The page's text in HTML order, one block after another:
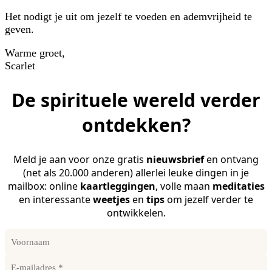
Het nodigt je uit om jezelf te voeden en ademvrijheid te
geven.
Warme groet,
Scarlet
De spirituele wereld verder
ontdekken?
Meld je aan voor onze gratis nieuwsbriefen ontvang
(net als 20.000 anderen) allerlei leuke dingen in je
mailbox: online kaartleggingen, volle maan meditaties
en interessanteweetjesen tipsom jezelf verder te
ontwikkelen.